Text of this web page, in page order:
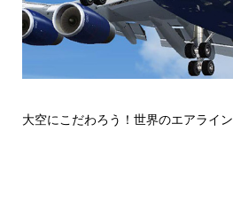
大空にこだわろう！世界のエアライン